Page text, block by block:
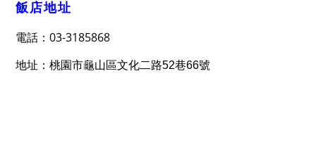
飯店地址
電話： 03-3185868
地址：桃園市龜山區文化二路52巷66號